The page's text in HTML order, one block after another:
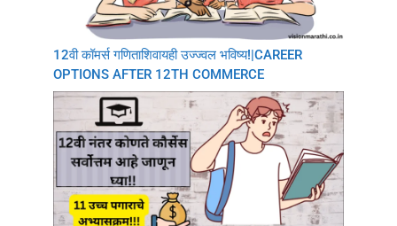
12वी कॉमर्स गणिताशिवायही उज्ज्वल भविष्य!|CAREER
OPTIONS AFTER 12TH COMMERCE